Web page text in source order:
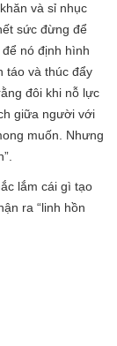
và sỉ nhục
sức đừng để
nó định hình
táo và thúc đẩy
đôi khi nỗ lực
giữa người với
muốn. Nhưng
lắm cái gì tạo
ra “linh hồn